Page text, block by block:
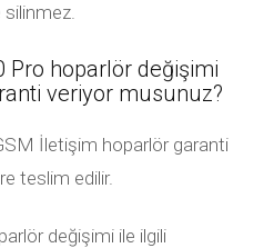
silinmez.
Pro hoparlör değişimi
veriyor musunuz?
İletişim hoparlör garanti
teslim edilir.
değişimi ile ilgili